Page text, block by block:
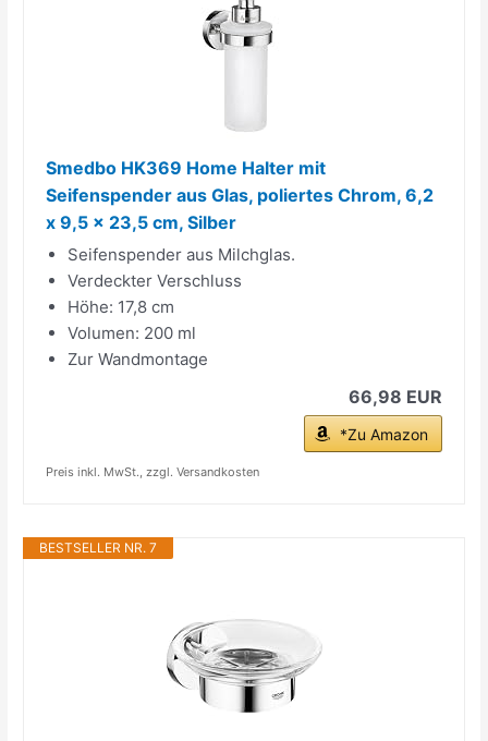
Smedbo HK369 Home Halter mit
Seifenspender aus Glas, poliertes Chrom, 6,2
x 9,5 x 23,5 cm, Silber
Seifenspender aus Milchglas.
Verdeckter Verschluss
Höhe: 17,8 cm
Volumen: 200 ml
Zur Wandmontage
66,98 EUR
*Zu Amazon
Preis inkl. MwSt., zzgl. Versandkosten
BESTSELLER NR. 7